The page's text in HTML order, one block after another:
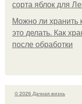
сорта яблок для
Можно ли хранить
это делать. Как
после обработки
© 2026 Дачная жизнь